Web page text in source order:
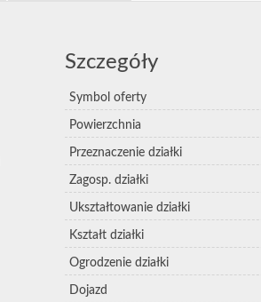
Szczegóły
Symbol oferty
Powierzchnia
Przeznaczenie działki
Zagosp. działki
Ukształtowanie działki
Kształt działki
Ogrodzenie działki
Dojazd